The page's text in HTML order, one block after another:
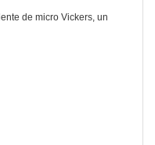
de micro Vickers, un